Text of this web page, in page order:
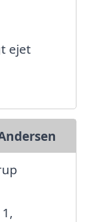
ejet